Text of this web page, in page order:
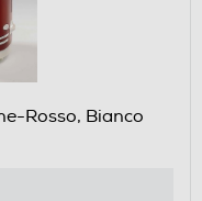
Rosso, Bianco